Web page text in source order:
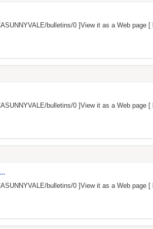
bulletins/0 ]View it as a Web page [
bulletins/0 ]View it as a Web page [
bulletins/0 ]View it as a Web page [